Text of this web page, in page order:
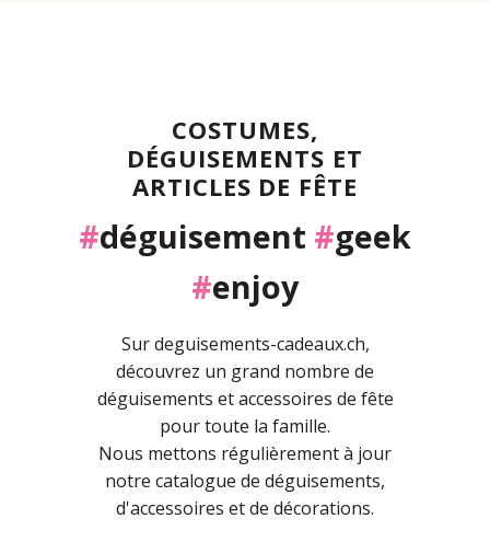
COSTUMES,
DÉGUISEMENTS ET
ARTICLES DE FÊTE
#déguisement #geek
#enjoy
Sur deguisements-cadeaux.ch,
découvrez un grand nombre de
déguisements et accessoires de fête
pour toute la famille.
Nous mettons régulièrement à jour
notre catalogue de déguisements,
d'accessoires et de décorations.